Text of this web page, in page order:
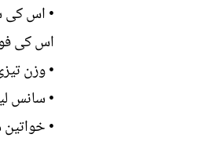
• اس کی
اس کی
• وزن
• سانس
•